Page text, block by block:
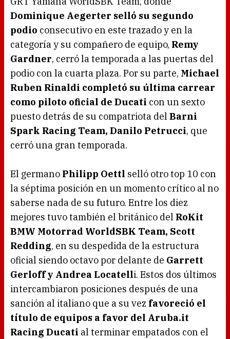
Dominique Aegerter selló su segundo
podio consecutivo en este trazado y en la
categoría y su compañero de equipo, Remy
Gardner, cerró la temporada a las puertas del
podio con la cuarta plaza. Por su parte, Michael
Ruben Rinaldi completó su última carrear
como piloto oficial de Ducati con un sexto
puesto detrás de su compatriota del Barni
Spark Racing Team, Danilo Petrucci, que
cerró una gran temporada.
El germano Philipp Oettl selló otro top 10 con
la séptima posición en un momento crítico al no
saberse nada de su futuro. Entre los diez
mejores tuvo también el británico del RoKit
BMW Motorrad WorldSBK Team, Scott
Redding, en su despedida de la estructura
oficial siendo octavo por delante de Garrett
Gerloff y Andrea Locatelli. Estos dos últimos
intercambiaron posiciones después de una
sanción al italiano que a su vez favoreció el
título de equipos a favor del Aruba.it
Racing Ducati al terminar empatados con el